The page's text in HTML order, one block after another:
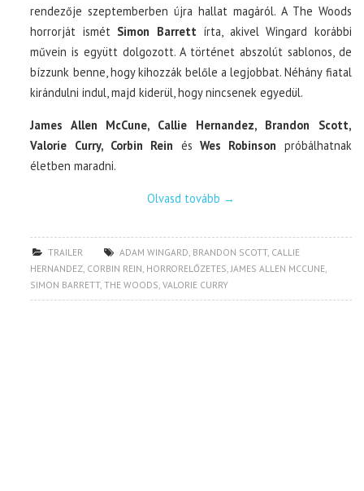
rendezője szeptemberben újra hallat magáról. A The Woods
horrorját ismétSimon Barrettírta, akivel Wingard korábbi
művein is együtt dolgozott. A történet abszolút sablonos, de
bízzunk benne, hogy kihozzák belőle a legjobbat. Néhány fiatal
kirándulni indul, majd kiderül, hogy nincsenek egyedül.
James Allen McCune, Callie Hernandez, Brandon Scott,
Valorie Curry, Corbin Rein és Wes Robinson próbálhatnak
életben maradni.
Olvasd tovább →
TRAILER ADAM WINGARD, BRANDON SCOTT, CALLIE
HERNANDEZ, CORBIN REIN, HORRORELŐZETES,JAMES ALLEN MCCUNE,
SIMON BARRETT,THE WOODS,VALORIE CURRY